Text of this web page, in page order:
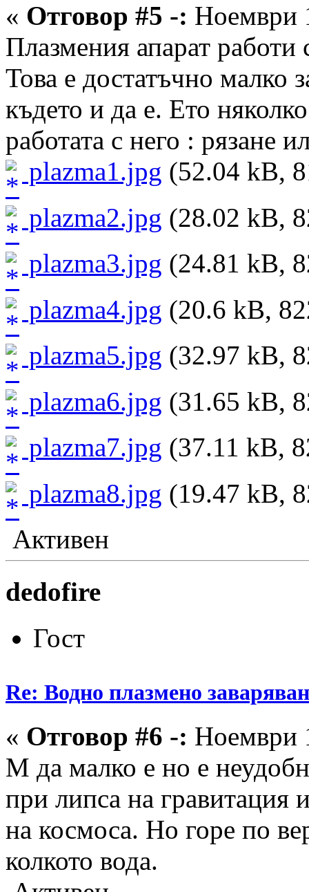
« Отговор #5 -: Ноември
Плазмения апарат работи
Това е достатъчно малко
където и да е. Ето
работата с него : рязане
plazma1.jpg (52.04 kB,
plazma2.jpg (28.02 kB,
plazma3.jpg (24.81 kB,
plazma4.jpg (20.6 kB,
plazma5.jpg (32.97 kB,
plazma6.jpg (31.65 kB,
plazma7.jpg (37.11 kB,
plazma8.jpg (19.47 kB,
Активен
dedofire
Гост
Re: Водно плазмено
« Отговор #6 -: Ноември
М да малко е но е
при липса на гравитация
на космоса. Но горе по
колкото вода.